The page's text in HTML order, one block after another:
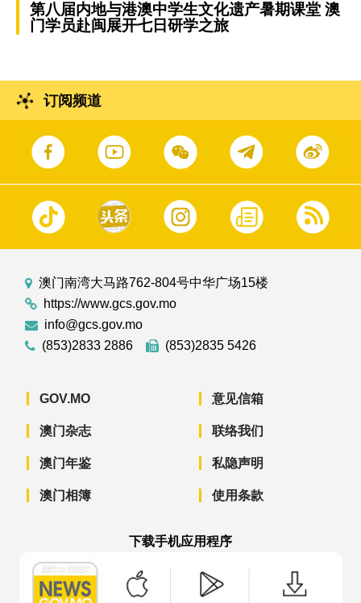
第八届内地与港澳中学生文化遗产暑期课堂 澳
门学员赴闽展开七日研学之旅
订阅频道
澳门南湾大马路762-804号中华广场15楼
https://www.gcs.gov.mo
info@gcs.gov.mo
(853)2833 2886
(853)2835 5426
GOV.MO
澳门杂志
澳门年鉴
澳门相簿
意见信箱
联络我们
私隐声明
使用条款
下载手机应用程序